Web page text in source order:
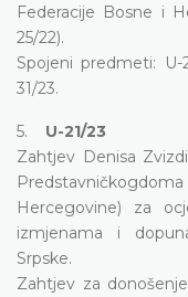
Federacije Bosne i
25/22).
Spojeni predmeti: U-
31/23.
5. U-21/23
Zahtjev Denisa
Hercegovine) za
izmjenama i
Srpske.
Zahtjev za